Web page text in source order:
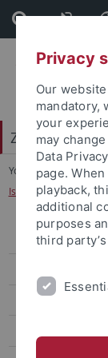
Skip
to
content
Skip
to
footer
Zentrum für
You are here:
Islamische Theologie
Islamische
Islamische
Privacy
Our
mandatory,
your
may
Data
page.
playback,
additional
purposes
third